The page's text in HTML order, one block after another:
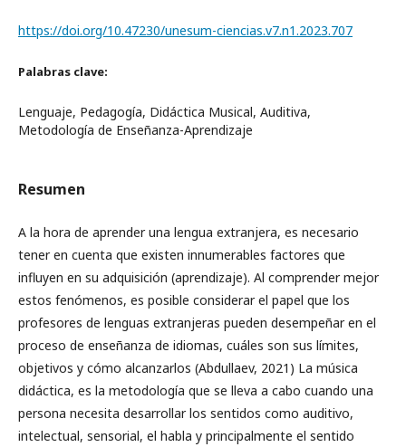
https://doi.org/10.47230/unesum-ciencias.v7.n1.2023.707
Palabras clave:
Lenguaje, Pedagogía, Didáctica Musical, Auditiva,
Metodología de Enseñanza-Aprendizaje
Resumen
A la hora de aprender una lengua extranjera, es necesario
tener en cuenta que existen innumerables factores que
influyen en su adquisición (aprendizaje). Al comprender mejor
estos fenómenos, es posible considerar el papel que los
profesores de lenguas extranjeras pueden desempeñar en el
proceso de enseñanza de idiomas, cuáles son sus límites,
objetivos y cómo alcanzarlos (Abdullaev, 2021) La música
didáctica, es la metodología que se lleva a cabo cuando una
persona necesita desarrollar los sentidos como auditivo,
intelectual, sensorial, el habla y principalmente el sentido